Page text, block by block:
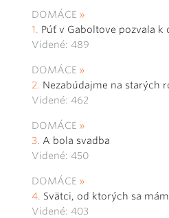
DOMÁCE
Púť v Gaboltove pozvala k
Videné: 489
DOMÁCE
Nezabúdajme na starých
Videné: 462
DOMÁCE
A bola svadba
Videné: 450
DOMÁCE
Svätci, od ktorých sa
Videné: 403